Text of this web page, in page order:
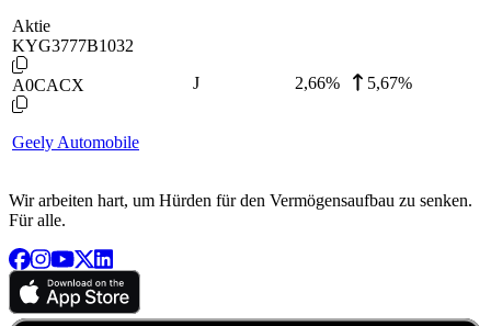
Aktie
KYG3777B1032
A0CACX
Geely Automobile
J 2,66% 5,67%
Wir arbeiten hart, um Hürden für den Vermögensaufbau zu senken.
Für alle.